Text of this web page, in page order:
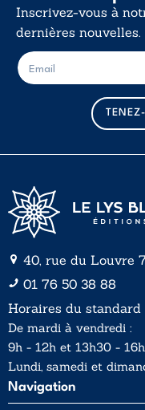
Inscrivez-vous à
dernières nouvelles.
E
-
m
40, rue du Louvre
01 76 50 38 88
Horaires du standard
De mardi à vendredi :
9h - 12h et 13h30 -
Lundi, samedi et
Navigation